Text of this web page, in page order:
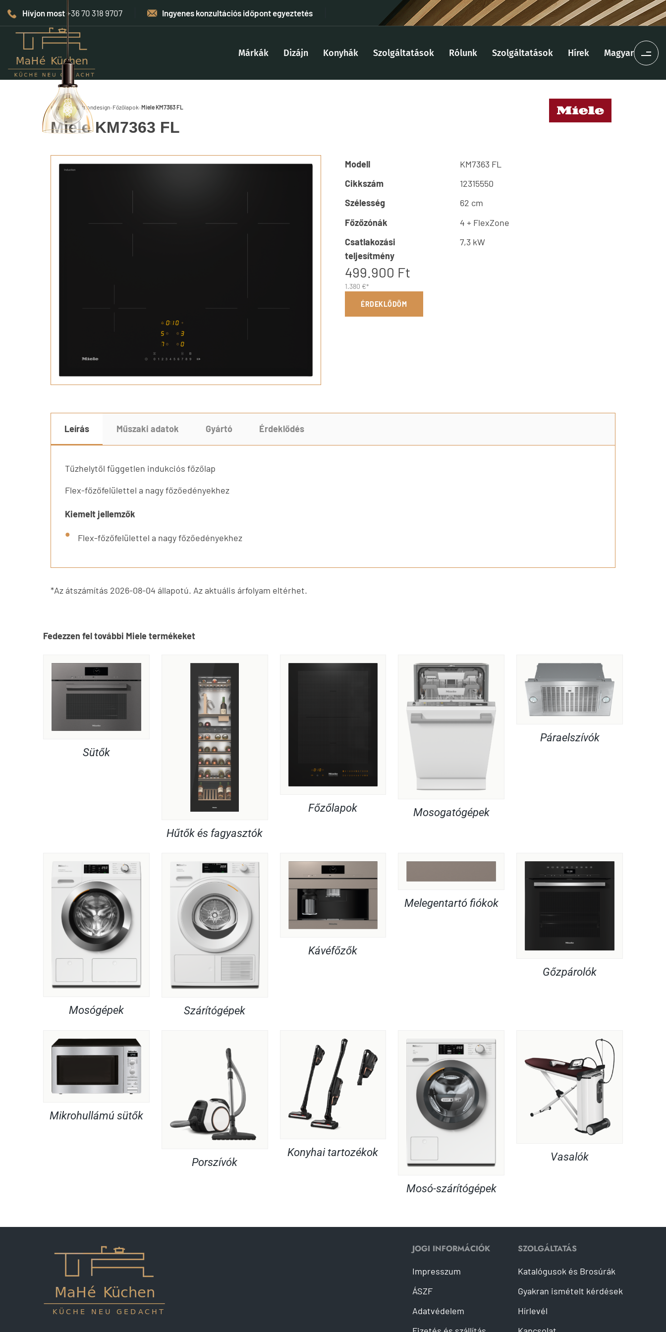
Hívjon most+36 70 318 9707 Ingyenes konzultációs időpont egyeztetés
Márkák Dizájn Konyhák Szolgáltatások Rólunk Szolgáltatások Hírek Magyar
Kezdőlap›Otthondesign› Főzőlapok›Miele KM7363 FL
Miele KM7363 FL
Modell
KM7363 FL
Cikkszám
12315550
Szélesség
62 cm
Főzőzónák
4 + FlexZone
Csatlakozási
teljesítmény
7,3 kW
499.900 Ft
1.380 €*
ÉRDEKLŐDÖM
Leírás Műszaki adatok Gyártó Érdeklődés
Tűzhelytől független indukciós főzőlap
Flex-főzőfelülettel a nagy főzőedényekhez
Kiemelt jellemzők
Flex-főzőfelülettel a nagy főzőedényekhez
*Az átszámítás 2026-08-04 állapotú. Az aktuális árfolyam eltérhet.
Fedezzen fel további Miele termékeket
Sütők
Hűtők és fagyasztók
Főzőlapok Mosogatógépek
Páraelszívók
Mosógépek Szárítógépek
Kávéfőzők
Melegentartó fiókok
Gőzpárolók
Mikrohullámú sütők
Porszívók
Konyhai tartozékok
Mosó-szárítógépek
Vasalók
JOGI INFORMÁCIÓK
Impresszum
ÁSZF
Adatvédelem
SZOLGÁLTATÁS
Katalógusok és Brosúrák
Gyakran ismételt kérdések
Hírlevél